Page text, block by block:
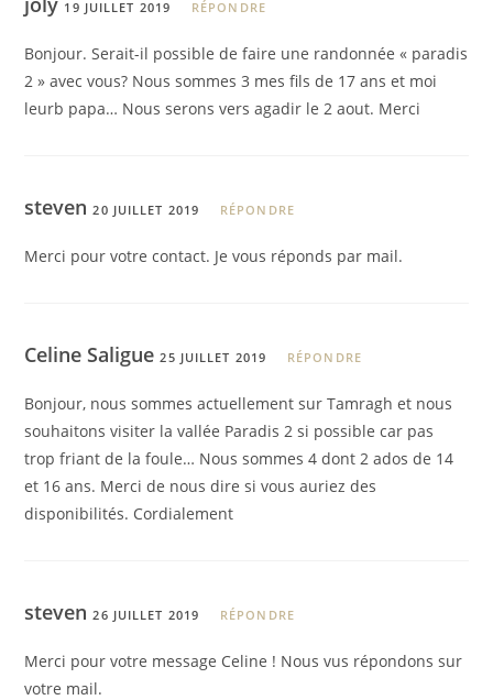
19 JUILLET 2019 RÉPONDRE
Bonjour. Serait-il possible de faire une randonnée « paradis
2 » avec vous? Nous sommes 3 mes fils de 17 ans et moi
leurb papa… Nous serons vers agadir le 2 aout. Merci
steven20 JUILLET 2019 RÉPONDRE
Merci pour votre contact. Je vous réponds par mail.
Celine Saligue25 JUILLET 2019 RÉPONDRE
Bonjour, nous sommes actuellement sur Tamragh et nous
souhaitons visiter la vallée Paradis 2 si possible car pas
trop friant de la foule… Nous sommes 4 dont 2 ados de 14
et 16 ans. Merci de nous dire si vous auriez des
disponibilités. Cordialement
steven26 JUILLET 2019 RÉPONDRE
Merci pour votre message Celine ! Nous vus répondons sur
votre mail.